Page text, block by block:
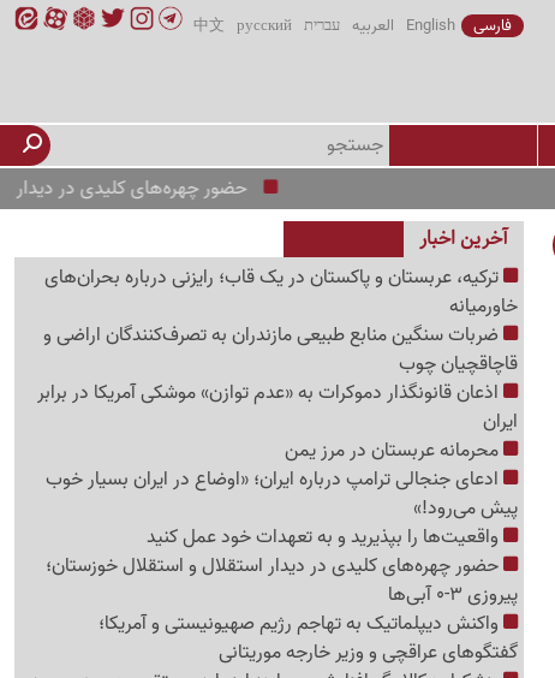
فارسی English العربیه עברית русский
中文
حضور چهره‌های کلیدی در دیدار استقلال و
آخرین اخبار
ترکیه، عربستان و پاکستان در یک قاب؛ رایزنی درباره بحران‌های
خاورمیانه
ضربات سنگین منابع طبیعی مازندران به تصرف‌کنندگان اراضی و
قاچاقچیان چوب
اذعان قانونگذار دموکرات به «عدم توازن» موشکی آمریکا در برابر
ایران
محرمانه عربستان در مرز یمن
ادعای جنجالی ترامپ درباره ایران؛ «اوضاع در ایران بسیار خوب
پیش می‌رود!»
واقعیت‌ها را بپذیرید و به تعهدات خود عمل کنید
حضور چهره‌های کلیدی در دیدار استقلال و استقلال خوزستان؛
پیروزی 3-0 آبی‌ها
واکنش دیپلماتیک به تهاجم رژیم صهیونیستی و آمریکا؛
گفتگوهای عراقچی و وزیر خارجه موریتانی